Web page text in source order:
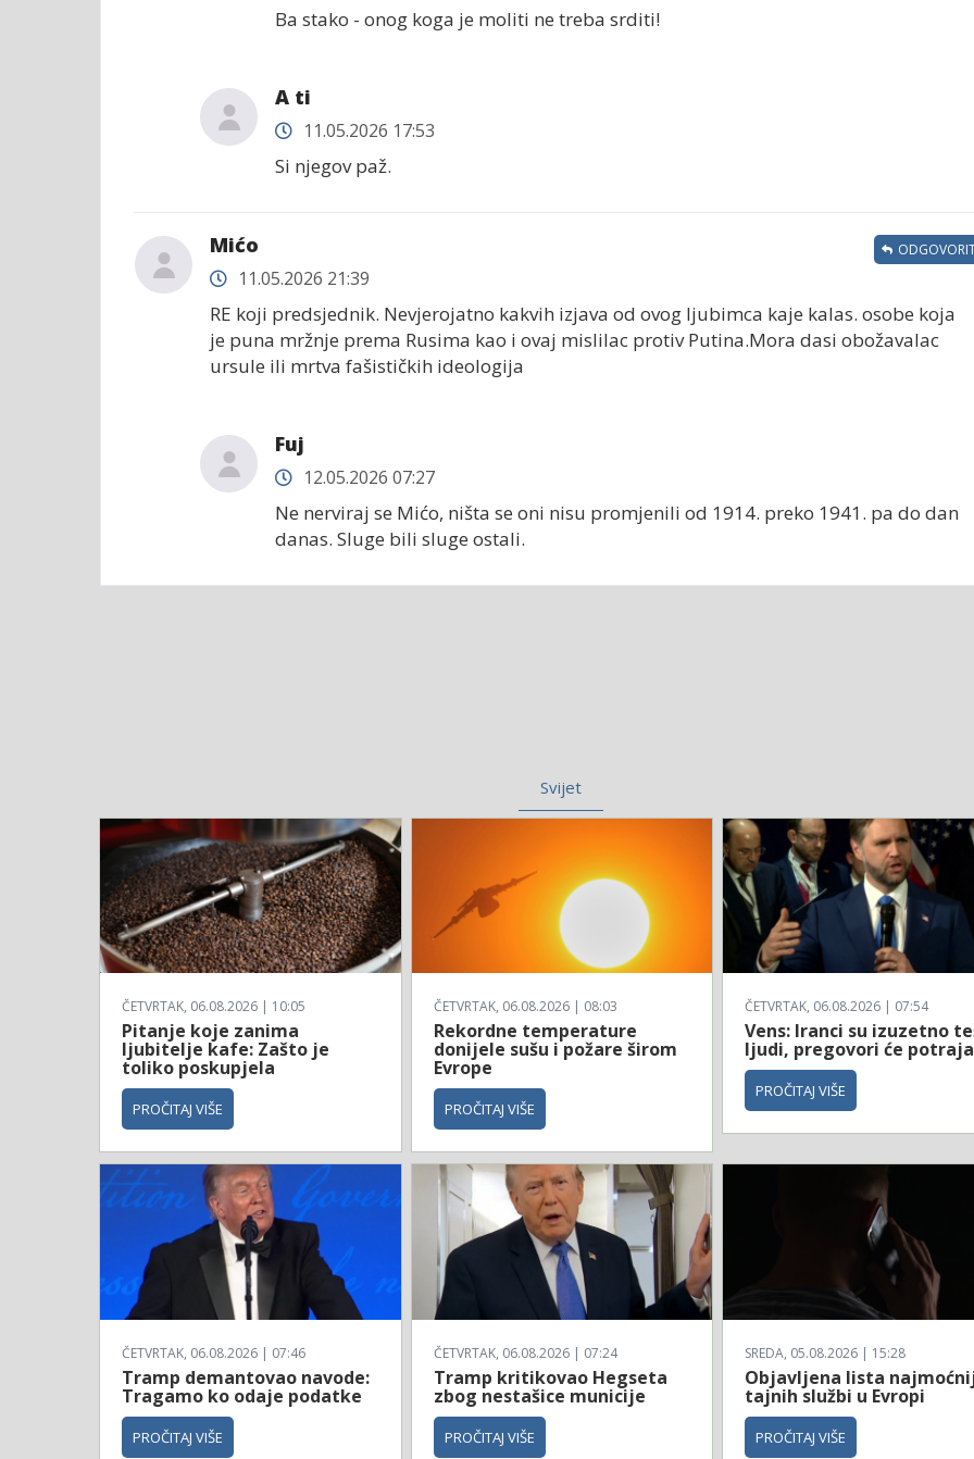
Ba stako - onog koga je moliti ne treba srditi!
A ti
11.05.2026 17:53
Si njegov paž.
Mićo
11.05.2026 21:39
RE koji predsjednik. Nevjerojatno kakvih izjava od ovog ljubimca kaje kalas. osobe koja
je puna mržnje prema Rusima kao i ovaj mislilac protiv Putina.Mora dasi obožavalac
ursule ili mrtva fašističkih ideologija
Fuj
12.05.2026 07:27
Ne nerviraj se Mićo, ništa se oni nisu promjenili od 1914. preko 1941. pa do dan
danas. Sluge bili sluge ostali.
Svijet
ČETVRTAK, 06.08.2026 | 10:05
Pitanje koje zanima
ljubitelje kafe: Zašto je
toliko poskupjela
PROČITAJ VIŠE
ČETVRTAK, 06.08.2026 | 08:03
Rekordne temperature
donijele sušu i požare širom
Evrope
PROČITAJ VIŠE
ČETVRTAK, 06.08.2026 | 07:54
Vens: Iranci su izuzetno
ljudi, pregovori će
PROČITAJ VIŠE
ČETVRTAK, 06.08.2026 | 07:46
Tramp demantovao navode:
Tragamo ko odaje podatke
PROČITAJ VIŠE
ČETVRTAK, 06.08.2026 | 07:24
Tramp kritikovao Hegseta
zbog nestašice municije
PROČITAJ VIŠE
SREDA, 05.08.2026 | 15:28
Objavljena lista
tajnih službi u Evropi
PROČITAJ VIŠE